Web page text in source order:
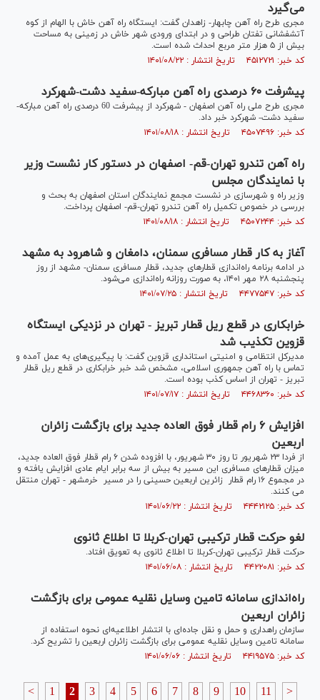
می‌گیرد
مجری طرح راه آهن چابهار- زاهدان گفت: ایستگاه راه آهن خاش با الهام از کوه
آتشفشانی تفتان طراحی و در ابتدای ورودی شهر خاش در زمینی به مساحت
بیش از ۵ هزار متر مربع احداث شده است.
کد خبر: ۴۵۱۲۷۲۱ تاریخ انتشار : ۱۴۰۱/۰۸/۲۲
پیشرفت ۶۰ درصدی راه آهن مبارکه-سفید دشت-شهرکرد
مجری طرح‌ ملی راه آهن اصفهان - شهرکرد از پیشرفت 60 درصدی راه آهن مبارکه-
سفید دشت- شهرکرد خبر داد.
کد خبر: ۴۵۰۷۴۹۶ تاریخ انتشار : ۱۴۰۱/۰۸/۱۸
راه آهن تندرو تهران-قم- اصفهان در دستور کار نشست وزیر
با نمایندگان مجلس
وزیر راه و شهرسازی در نشست مجمع نمایندگان استان اصفهان به بحث و
بررسی در خصوص تکمیل راه آهن تندرو تهران-قم- اصفهان پرداخت.
کد خبر: ۴۵۰۷۲۴۴ تاریخ انتشار : ۱۴۰۱/۰۸/۱۸
آغاز به کار قطار مسافری سمنان، دامغان و شاهرود به مشهد
در ادامه برنامه راه‌اندازی قطارهای جدید، قطار مسافری سمنان- مشهد از روز
پنجشنبه ۲۸ مهر ۱۴۰۱، به صورت روزانه راه‌اندازی می‌شود.
کد خبر: ۴۴۷۷۵۴۷ تاریخ انتشار : ۱۴۰۱/۰۷/۲۵
خرابکاری در قطع ریل قطار تبریز - تهران در نزدیکی ایستگاه
قزوین تکذیب شد
مدیرکل انتظامی و امنیتی استانداری قزوین گفت: با پیگیری‌های به عمل آمده و
تماس با راه آهن جمهوری اسلامی، مشخص شد خبر خرابکاری در قطع ریل قطار
تبریز - تهران از اساس کذب بوده است.
کد خبر: ۴۴۶۸۳۶۰ تاریخ انتشار : ۱۴۰۱/۰۷/۱۷
افزایش ۶ رام قطار فوق العاده جدید برای بازگشت زائران
اربعین
از فردا ۲۳ شهریور تا روز ۳۰ شهریور، با افزوده شدن ۶ رام قطار فوق العاده جدید،
میزان قطارهای مسافری این مسیر به بیش از سه برابر ایام عادی افزایش یافته و
در مجموع ۱۶ رام قطار زائرین اربعین حسینی را در مسیر خرمشهر - تهران منتقل
می‌ کنند.
کد خبر: ۴۴۴۲۱۲۵ تاریخ انتشار : ۱۴۰۱/۰۶/۲۲
لغو حرکت قطار ترکیبی تهران-کربلا تا اطلاع ثانوی
حرکت قطار ترکیبی تهران-کربلا تا اطلاع ثانوی به تعویق افتاد.
کد خبر: ۴۴۲۲۰۸۱ تاریخ انتشار : ۱۴۰۱/۰۶/۰۸
راه‌اندازی سامانه تامین وسایل نقلیه عمومی برای بازگشت
زائران اربعین
سازمان راهداری و حمل و نقل جاده‌ای با انتشار اطلاعیه‌ای نحوه استفاده از
سامانه تامین وسایل نقلیه عمومی برای بازگشت زائران اربعین را تشریح کرد.
کد خبر: ۴۴۱۹۵۷۵ تاریخ انتشار : ۱۴۰۱/۰۶/۰۶
< 1 2 3 4 5 6 7 8 9 10 11 >